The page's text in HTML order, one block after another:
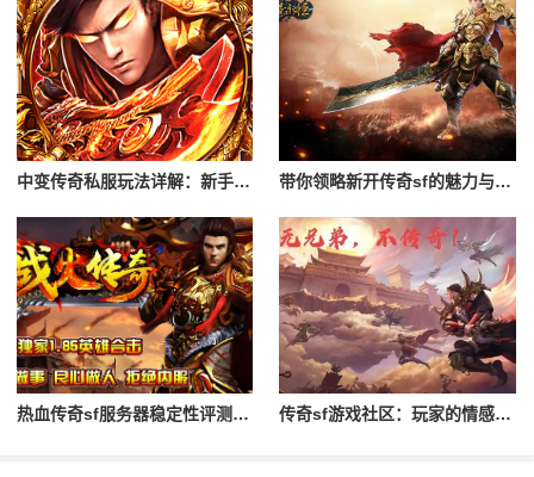
中变传奇私服玩法详解：新手入门攻略 带你领略新开传奇sf的魅力与特色
热血传奇sf服务器稳定性评测与对比 传奇sf游戏社区：玩家的情感与归属